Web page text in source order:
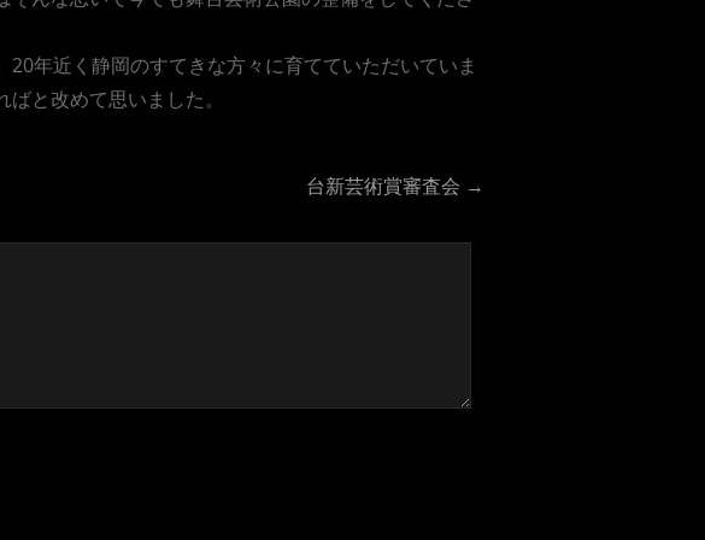
年近く静岡のすてきな方々に育てていただいていま
と改めて思いました。
台新芸術賞審査会 →